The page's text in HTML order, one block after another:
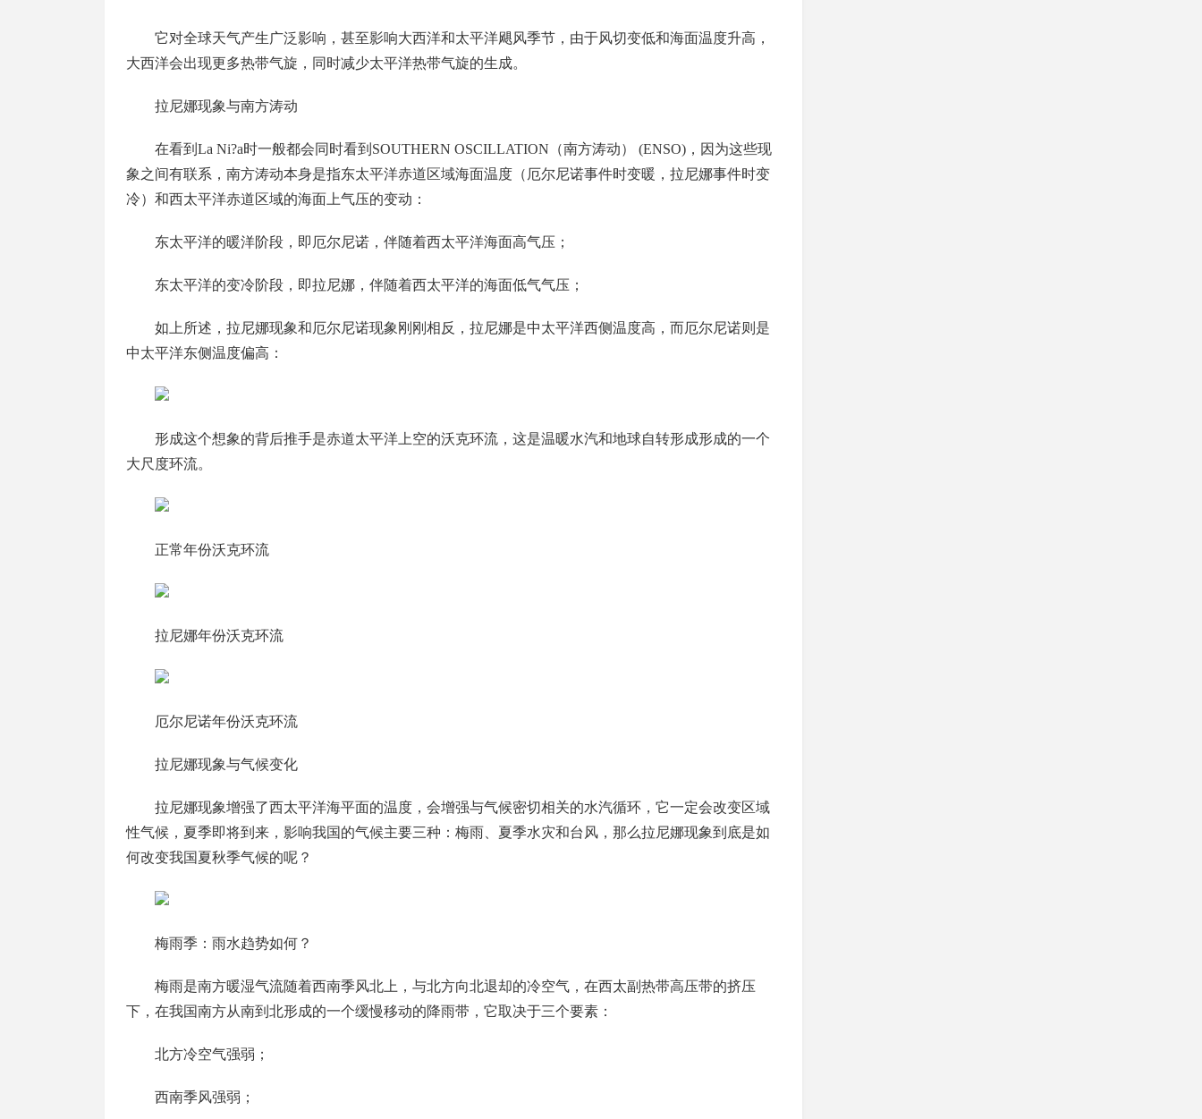
它对全球天气产生广泛影响，甚至影响大西洋和太平洋飓风季节，由于风切变低和海面温度升高，
大西洋会出现更多热带气旋，同时减少太平洋热带气旋的生成。
拉尼娜现象与南方涛动
在看到La Ni?a时一般都会同时看到SOUTHERN OSCILLATION（南方涛动） (ENSO)，因为这些现
象之间有联系，南方涛动本身是指东太平洋赤道区域海面温度（厄尔尼诺事件时变暖，拉尼娜事件时变
冷）和西太平洋赤道区域的海面上气压的变动：
东太平洋的暖洋阶段，即厄尔尼诺，伴随着西太平洋海面高气压；
东太平洋的变冷阶段，即拉尼娜，伴随着西太平洋的海面低气气压；
如上所述，拉尼娜现象和厄尔尼诺现象刚刚相反，拉尼娜是中太平洋西侧温度高，而厄尔尼诺则是
中太平洋东侧温度偏高：
形成这个想象的背后推手是赤道太平洋上空的沃克环流，这是温暖水汽和地球自转形成形成的一个
大尺度环流。
正常年份沃克环流
拉尼娜年份沃克环流
厄尔尼诺年份沃克环流
拉尼娜现象与气候变化
拉尼娜现象增强了西太平洋海平面的温度，会增强与气候密切相关的水汽循环，它一定会改变区域
性气候，夏季即将到来，影响我国的气候主要三种：梅雨、夏季水灾和台风，那么拉尼娜现象到底是如
何改变我国夏秋季气候的呢？
梅雨季：雨水趋势如何？
梅雨是南方暖湿气流随着西南季风北上，与北方向北退却的冷空气，在西太副热带高压带的挤压
下，在我国南方从南到北形成的一个缓慢移动的降雨带，它取决于三个要素：
北方冷空气强弱；
西南季风强弱；